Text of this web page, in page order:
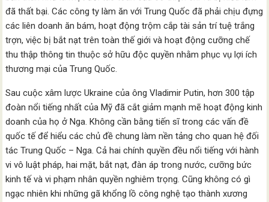
đã thất bại. Các công ty làm ăn với Trung Quốc đã phải chịu đựng
các liên doanh ăn bám, hoạt động trộm cắp tài sản trí tuệ trắng
trợn, việc bị bắt nạt trên toàn thế giới và hoạt động cưỡng chế
thu thập thông tin thuộc sở hữu độc quyền nhằm phục vụ lợi ích
thương mại của Trung Quốc.
Sau cuộc xâm lược Ukraine của ông Vladimir Putin, hơn 300 tập
đoàn nổi tiếng nhất của Mỹ đã cắt giảm mạnh mẽ hoạt động kinh
doanh của họ ở Nga. Không cần bằng tiến sĩ trong các vấn đề
quốc tế để hiểu các chủ đề chung làm nền tảng cho quan hệ đối
tác Trung Quốc – Nga. Cả hai chính quyền đều nổi tiếng với hành
vi vô luật pháp, hai mặt, bắt nạt, đàn áp trong nước, cưỡng bức
kinh tế và vi phạm nhân quyền nghiêm trọng. Cũng không có gì
ngạc nhiên khi những gã khổng lồ công nghệ tạo thành xương